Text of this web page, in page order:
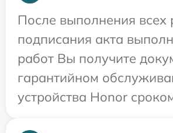
После выполнения всех
подписания акта
работ Вы получите
гарантийном
устройства Honor